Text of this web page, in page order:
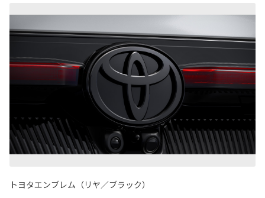
トヨタエンブレム（リヤ／ブラック）